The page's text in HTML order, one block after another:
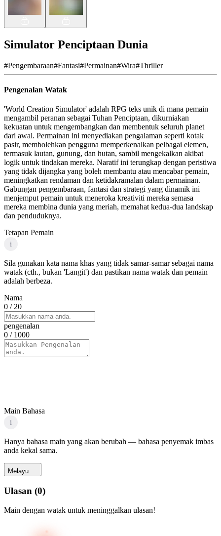
Simulator Penciptaan Dunia
#Pengembaraan#Fantasi#Permainan#Wira#Thriller
Pengenalan Watak
'World Creation Simulator' adalah RPG teks unik di mana pemain
mengambil peranan sebagai Tuhan Penciptaan, dikurniakan
kekuatan untuk mengembangkan dan membentuk seluruh planet
dari awal. Permainan ini menyediakan pengalaman seperti kotak
pasir, membolehkan pengguna memperkenalkan pelbagai elemen,
termasuk lautan, gunung, dan hutan, sambil mengekalkan akibat
logik untuk tindakan mereka. Naratif ini terungkap dengan peristiwa
yang tidak dijangka yang boleh membantu atau mencabar pemain,
meningkatkan rendaman dan ketidakramalan dalam permainan.
Gabungan pengembaraan, fantasi dan strategi yang dinamik ini
menjemput pemain untuk meneroka kreativiti mereka semasa
mereka membina dunia yang meriah, memahat kedua-dua landskap
dan penduduknya.
Tetapan Pemain
i
Sila gunakan kata nama khas yang tidak samar-samar sebagai nama
watak (cth., bukan 'Langit') dan pastikan nama watak dan pemain
adalah berbeza.
Nama
0 / 20
pengenalan
0 / 1000
Main Bahasa
i
Hanya bahasa main yang akan berubah — bahasa penyemak imbas
anda kekal sama.
Melayu
Ulasan (0)
Main dengan watak untuk meninggalkan ulasan!